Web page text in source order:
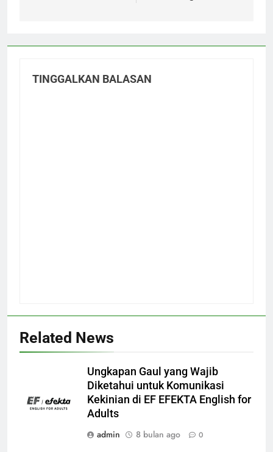
TINGGALKAN BALASAN
Related News
Ungkapan Gaul yang Wajib
Diketahui untuk Komunikasi
Kekinian di EF EFEKTA English for
Adults
admin
8 bulan ago 0